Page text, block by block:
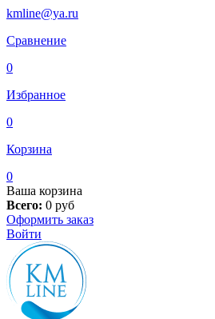
kmline@ya.ru
Сравнение
0
Избранное
0
Корзина
0
Ваша корзина
Всего: 0 руб
Оформить заказ
Войти